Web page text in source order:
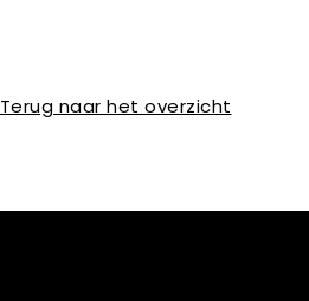
Terug naar het overzicht